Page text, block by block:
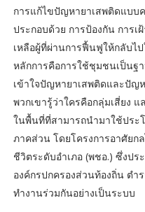
การแก้ไขปัญหายาเสพติดแบบ
ประกอบด้วย การป้องกัน การ
เหลือผู้ที่ผ่านการฟื้นฟูให้กลับไ
หลักการคือการใช้ชุมชนเป็นฐ
เข้าใจปัญหายาเสพติดและปัญ
พวกเขารู้ว่าใครคือกลุ่มเสี่ยง แ
ในพื้นที่ที่สามารถนำมาใช้ประ
ภาคส่วน โดยโครงการอาศัย
ชีวิตระดับอำเภอ (พชอ.) ซึ่งป
องค์กรปกครองส่วนท้องถิ่น ตำ
ทำงานร่วมกันอย่างเป็นระบบ